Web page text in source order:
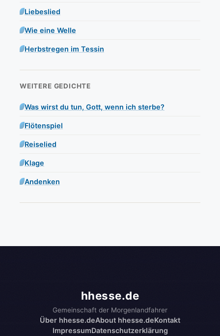
Liebeslied
Wie eine Welle
Herbstregen im Tessin
WEITERE GEDICHTE
Was wirst du tun, Gott, wenn ich sterbe?
Flötenspiel
Reiselied
Klage
Andenken
hhesse.de
Gemeinschaft der Morgenlandfahrer
Über hhesse.deAbout hhesse.deKontakt
ImpressumDatenschutzerklärung